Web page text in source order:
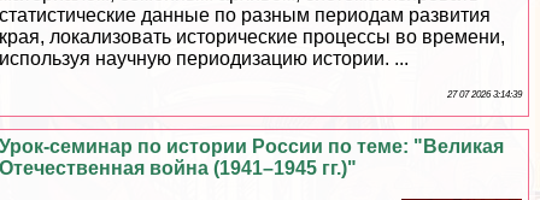
статистические данные по разным периодам развития
края, локализовать исторические процессы во времени,
используя научную периодизацию истории. ...
27 07 2026 3:14:39
Урок-семинар по истории России по теме: "Великая
Отечественная война (1941–1945 гг.)"